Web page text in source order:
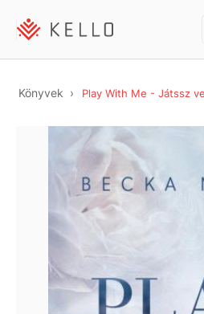
Könyvek Play With Me - Játssz